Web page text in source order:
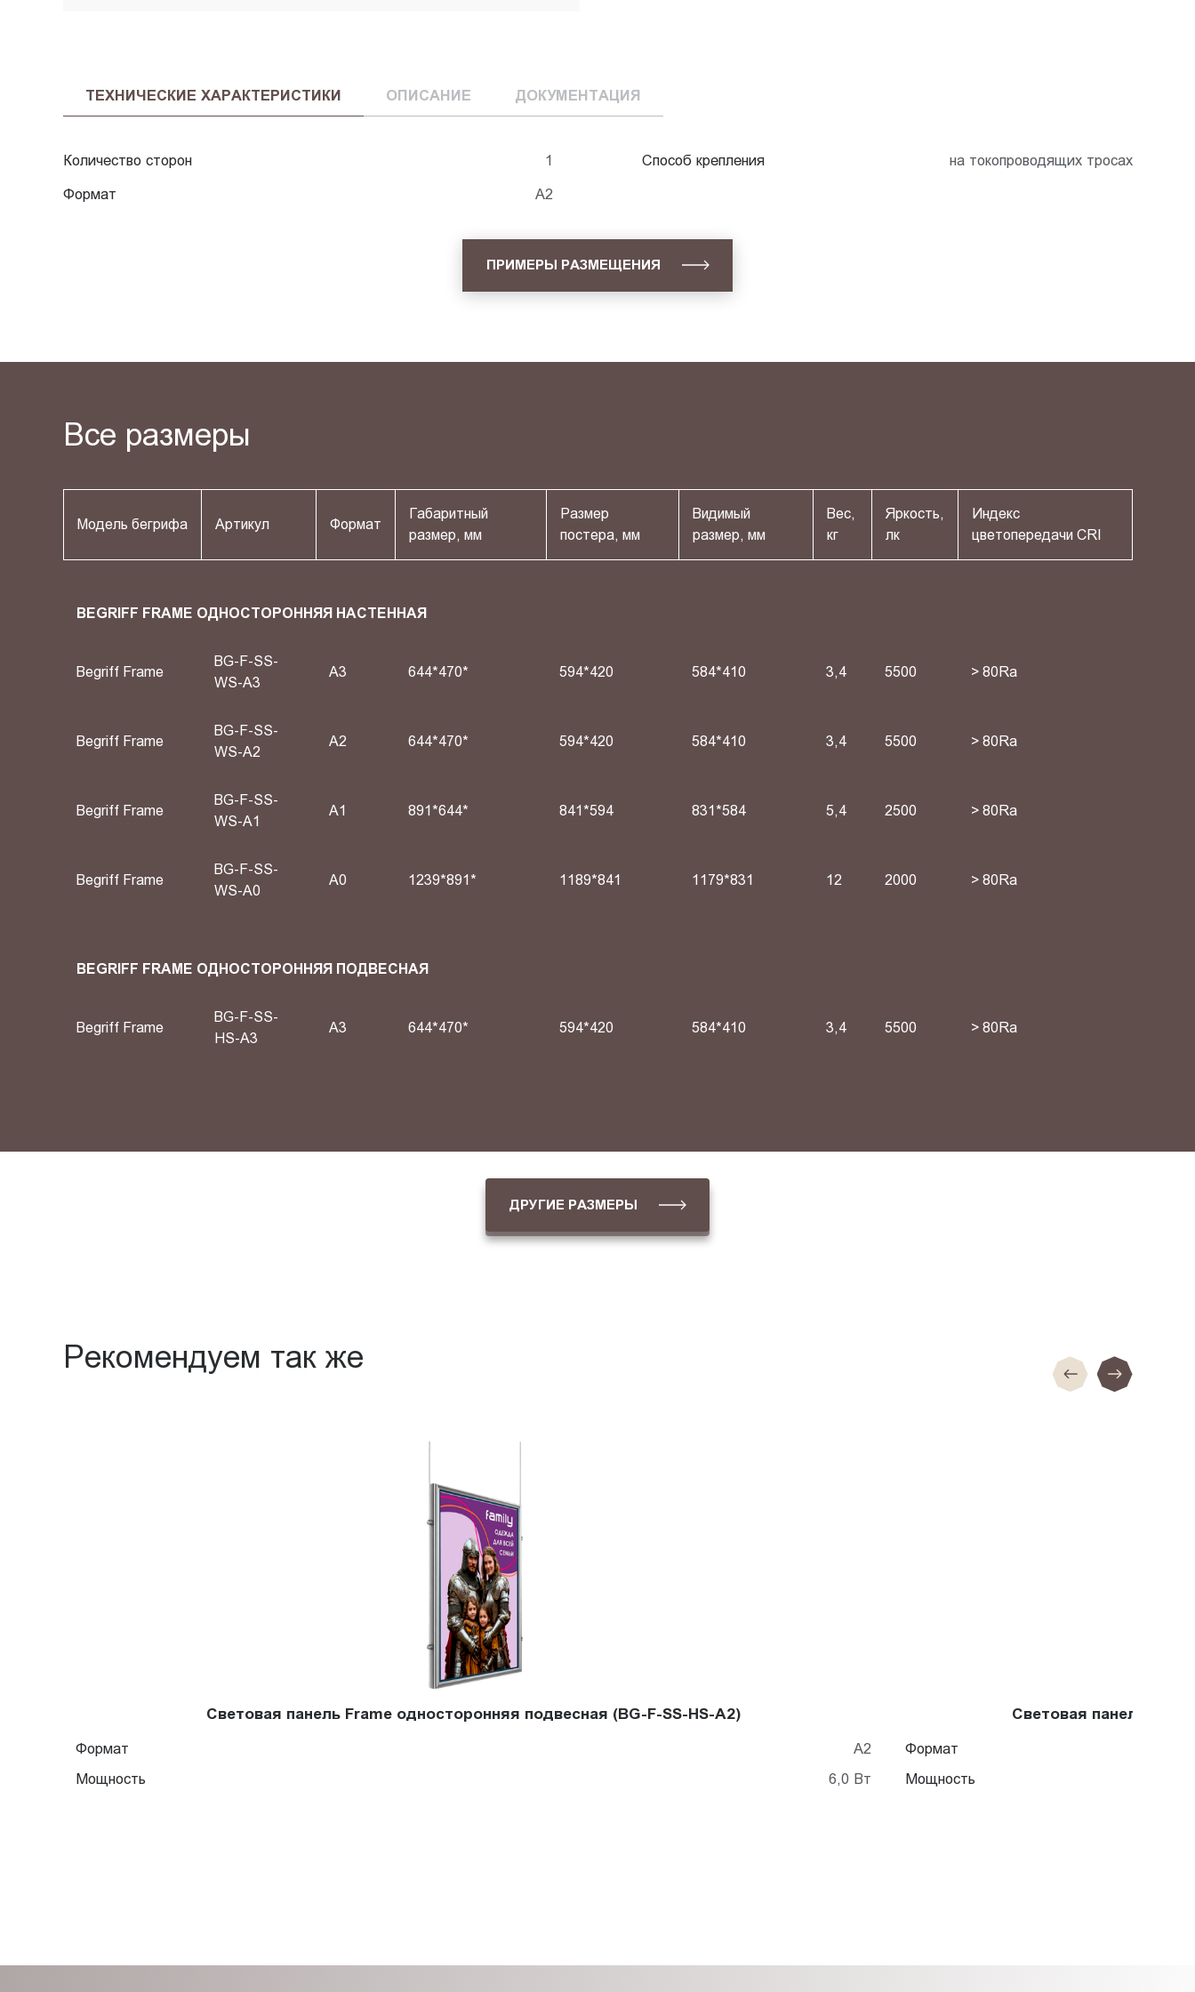
ТЕХНИЧЕСКИЕ ХАРАКТЕРИСТИКИ ОПИСАНИЕ ДОКУМЕНТАЦИЯ
Количество сторон 1
Формат А2
Способ крепления на токопроводящих тросах
ПРИМЕРЫ РАЗМЕЩЕНИЯ
Все размеры
Модель бегрифа Артикул Формат
Габаритный
размер, мм
Размер
постера, мм
Видимый
размер, мм
Вес,
кг
Яркость,
лк
Индекс
цветопередачи СRI
BEGRIFF FRAME ОДНОСТОРОННЯЯ НАСТЕННАЯ
Begriff Frame
BG-F-SS-
WS-A3
A3 644*470* 594*420 584*410 3,4 5500 > 80Ra
Begriff Frame
BG-F-SS-
WS-A2
A2 644*470* 594*420 584*410 3,4 5500 > 80Ra
Begriff Frame
BG-F-SS-
WS-A1
А1 891*644* 841*594 831*584 5,4 2500 > 80Ra
Begriff Frame
BG-F-SS-
WS-A0
А0 1239*891* 1189*841 1179*831 12 2000 > 80Ra
BEGRIFF FRAME ОДНОСТОРОННЯЯ ПОДВЕСНАЯ
Begriff Frame
BG-F-SS-
HS-A3
A3 644*470* 594*420 584*410 3,4 5500 > 80Ra
ДРУГИЕ РАЗМЕРЫ
Рекомендуем так же
Световая панель Frame односторонняя подвесная (BG-F-SS-HS-A2)
Формат
A2
Мощность
6,0 Вт
Световая панель
Формат
Мощность